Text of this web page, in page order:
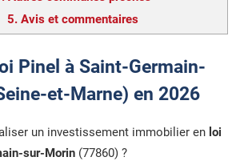
5. Avis et commentaires
Pinel à Saint-Germain-
et-Marne) en 2026
un investissement immobilier en loi
sur-Morin (77860) ?